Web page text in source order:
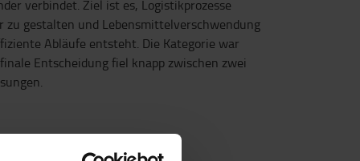
verbindet. Ziel ist es, Logistikprozesse
gestalten und Lebensmittelverschwendung
Abläufe entsteht. Die Kategorie war
Entscheidung fiel knapp zwischen zwei